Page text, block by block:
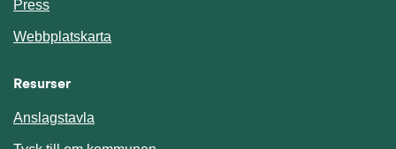
Press
Webbplatskarta
Resurser
Anslagstavla